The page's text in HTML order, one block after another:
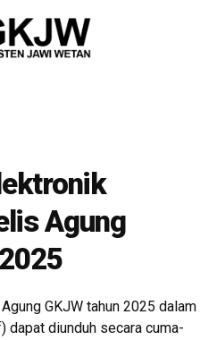
Agung
GKJW tahun 2025 dalam
diunduh secara cuma-